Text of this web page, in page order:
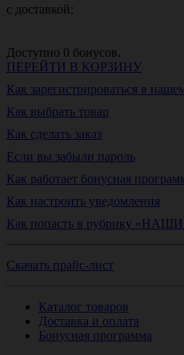
с доставкой:
Доступно 0 бонусов.
ПЕРЕЙТИ В КОРЗИНУ
Как зарегистрироваться в
Как выбрать товар
Как сделать заказ
Если вы забыли пароль
Как работает бонусная
Как настроить уведомления
Как попасть в рубрику
Скачать прайс-лист
Каталог товаров
Доставка и оплата
Бонусная программа